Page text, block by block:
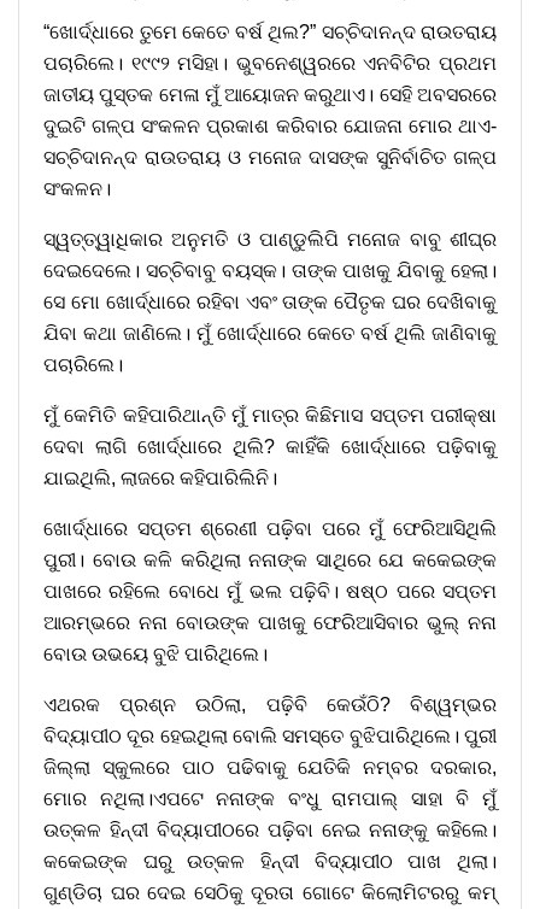
“ଖୋର୍ଦ୍ଧାରେ ତୁମେ କେତେ ବର୍ଷ ଥିଲ?” ସଚ୍ଚିଦାନନ୍ଦ ରାଉତରାୟ
ପଚାରିଲେ। ୧୯୯୨ ମସିହା। ଭୁବନେଶ୍ୱରରେ ଏନବିଟିର ପ୍ରଥମ
ଜାତୀୟ ପୁସ୍ତକ ମେଳା ମୁଁ ଆୟୋଜନ କରୁଥାଏ। ସେହି ଅବସରରେ
ଦୁଇଟି ଗଳ୍ପ ସଂକଳନ ପ୍ରକାଶ କରିବାର ଯୋଜନା ମୋର ଥାଏ-
ସଚ୍ଚିଦାନନ୍ଦ ରାଉତରାୟ ଓ ମନୋଜ ଦାସଙ୍କ ସୁନିର୍ବାଚିତ ଗଳ୍ପ
ସଂକଳନ।
ସ୍ୱତ୍ତ୍ୱାଧିକାର ଅନୁମତି ଓ ପାଣ୍ଡୁଲିପି ମନୋଜ ବାବୁ ଶୀଘ୍ର
ଦେଇଦେଲେ। ସଚ୍ଚିବାବୁ ବୟସ୍କ। ତାଙ୍କ ପାଖକୁ ଯିବାକୁ ହେଲା।
ସେ ମୋ ଖୋର୍ଦ୍ଧାରେ ରହିବା ଏବଂ ତାଙ୍କ ପୈତୃକ ଘର ଦେଖିବାକୁ
ଯିବା କଥା ଜାଣିଲେ। ମୁଁ ଖୋର୍ଦ୍ଧାରେ କେତେ ବର୍ଷ ଥିଲି ଜାଣିବାକୁ
ପଚାରିଲେ।
ମୁଁ କେମିତି କହିପାରିଥାନ୍ତି ମୁଁ ମାତ୍ର କିଛିମାସ ସପ୍ତମ ପରୀକ୍ଷା
ଦେବା ଲାଗି ଖୋର୍ଦ୍ଧାରେ ଥିଲି? କାହିଁକି ଖୋର୍ଦ୍ଧାରେ ପଢ଼ିବାକୁ
ଯାଇଥିଲି, ଲାଜରେ କହିପାରିଲିନି।
ଖୋର୍ଦ୍ଧାରେ ସପ୍ତମ ଶ୍ରେଣୀ ପଢ଼ିବା ପରେ ମୁଁ ଫେରିଆସିଥିଲି
ପୁରୀ। ବୋଉ କଳି କରିଥିଲା ନନାଙ୍କ ସାଥିରେ ଯେ କକେଇଙ୍କ
ପାଖରେ ରହିଲେ ବୋଧେ ମୁଁ ଭଲ ପଢ଼ିବି। ଷଷ୍ଠ ପରେ ସପ୍ତମ
ଆରମ୍ଭରେ ନନା ବୋଉଙ୍କ ପାଖକୁ ଫେରିଆସିବାର ଭୁଲ୍ ନନା
ବୋଉ ଉଭୟେ ବୁଝି ପାରିଥିଲେ।
ଏଥରକ ପ୍ରଶ୍ନ ଉଠିଲା, ପଢ଼ିବି କେଉଁଠି? ବିଶ୍ୱମ୍ଭର
ବିଦ୍ୟାପୀଠ ଦୂର ହେଇଥିଲା ବୋଲି ସମସ୍ତେ ବୁଝିପାରିଥିଲେ। ପୁରୀ
ଜିଲ୍ଲା ସ୍କୁଲରେ ପାଠ ପଢିବାକୁ ଯେତିକି ନମ୍ବର ଦରକାର,
ମୋର ନଥିଲା।ଏପଟେ ନନାଙ୍କ ବଂଧୁ ରାମପାଲ୍ ସାହା ବି ମୁଁ
ଉତ୍କଳ ହିନ୍ଦୀ ବିଦ୍ୟାପୀଠରେ ପଢ଼ିବା ନେଇ ନନାଙ୍କୁ କହିଲେ।
କକେଇଙ୍କ ଘରୁ ଉତ୍କଳ ହିନ୍ଦୀ ବିଦ୍ୟାପୀଠ ପାଖ ଥିଲା।
ଗୁଣ୍ଡିଚା ଘର ଦେଇ ସେଠିକୁ ଦୂରତା ଗୋଟେ କିଲୋମିଟରରୁ କମ୍